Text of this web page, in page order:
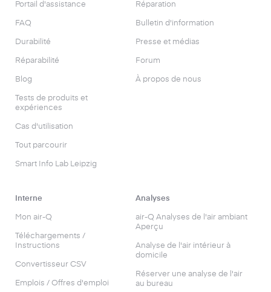
Portail d'assistance
FAQ
Durabilité
Réparabilité
Blog
Tests de produits et
expériences
Cas d'utilisation
Tout parcourir
Smart Info Lab Leipzig
Réparation
Bulletin d'information
Presse et médias
Forum
À propos de nous
Interne
Mon air-Q
Téléchargements /
Instructions
Convertisseur CSV
Emplois / Offres d'emploi
Analyses
air-Q Analyses de l'air ambiant
Aperçu
Analyse de l'air intérieur à
domicile
Réserver une analyse de l'air
au bureau